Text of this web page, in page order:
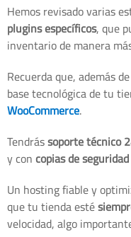
Hemos revisado varias
plugins específicos, que
inventario de manera
Recuerda que, además
base tecnológica de tu
WooCommerce.
Tendrássoporte técnico
y concopias de
Un hosting fiable y
que tu tienda esté
velocidad, algo